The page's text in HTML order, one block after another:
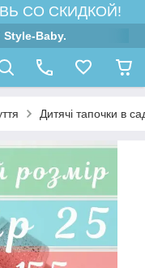
СО СКИДКОЙ!
Style-Baby.
Дитячі тапочки в